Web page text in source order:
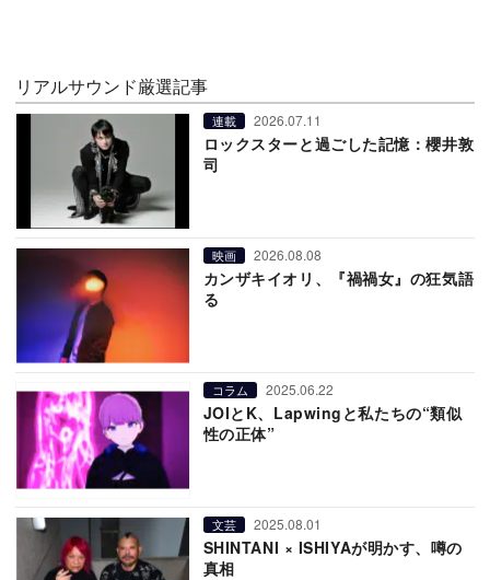
リアルサウンド厳選記事
連載 2026.07.11
ロックスターと過ごした記憶：櫻井敦
司
映画 2026.08.08
カンザキイオリ、『禍禍女』の狂気語
る
コラム 2025.06.22
JOIとK、Lapwingと私たちの“類似
性の正体”
文芸 2025.08.01
SHINTANI × ISHIYAが明かす、噂の
真相